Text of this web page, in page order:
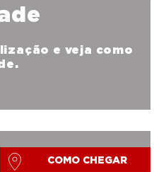
e veja como
COMO CHEGAR